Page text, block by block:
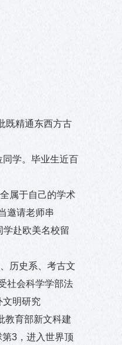
既精通东西方古
同学。毕业生近百
属于自己的学术
邀请老师串
学赴欧美名校留
历史系、考古文
社会科学学部法
文明研究
教育部新文科建
第3 ，进入世界顶